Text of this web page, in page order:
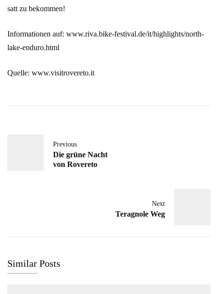
satt zu bekommen!
Informationen auf: www.riva.bike-festival.de/it/highlights/north-
lake-enduro.html
Quelle: www.visitrovereto.it
Previous
Die grüne Nacht
von Rovereto
Next
Teragnole Weg
Similar Posts